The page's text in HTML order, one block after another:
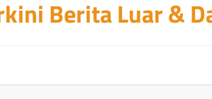
Berita Luar &